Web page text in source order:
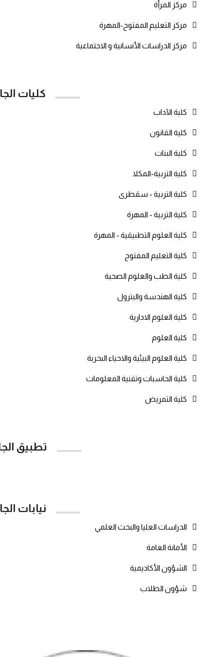
مركز المرأة
مركز التعليم المفتوح-المهرة
مركز الدراسات الأنسانية و الاجتماعية
كليات
كلية الآداب
كلية القانون
كلية البنات
كلية التربية-المكلا
كلية التربية - سقطرى
كلية التربية - المهرة
كلية العلوم التطبيقية - المهرة
كلية التعليم المفتوح
كلية الطب والعلوم الصحية
كلية الهندسة والبترول
كلية العلوم الادارية
كلية العلوم
كلية العلوم البيئية والاحياء البحرية
كلية الحاسبات وتقنية المعلومات
كلية التمريض
تطبيق
نيابات
الدراسات العليا والبحث العلمي
الأمانة العامة
الشؤون الأكاديمية
شؤون الطلاب